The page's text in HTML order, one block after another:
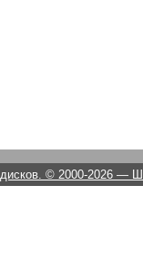
© 2000-2026 —